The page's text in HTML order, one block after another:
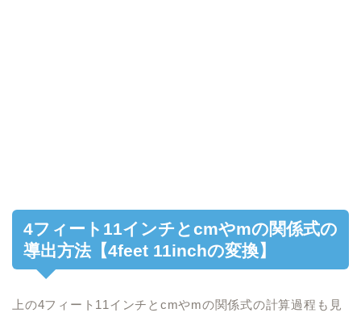
4フィート11インチとcmやmの関係式の
導出方法【4feet 11inchの変換】
上の4フィート11インチとcmやmの関係式の計算過程も見